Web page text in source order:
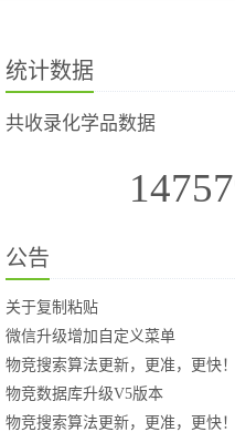
统计数据
共收录化学品数据
公告
关于复制粘贴
微信升级增加自定义菜单
物竞搜索算法更新，更准，更快！
物竞数据库升级V5版本
物竞搜索算法更新，更准，更快！